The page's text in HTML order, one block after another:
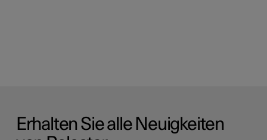
Erhalten Sie alle Neuigkeiten